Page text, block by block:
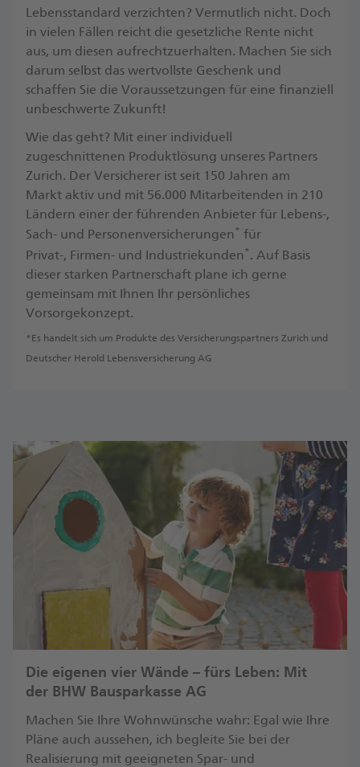
Lebensstandard verzichten? Vermutlich nicht. Doch
in vielen Fällen reicht die gesetzliche Rente nicht
aus, um diesen aufrechtzuerhalten. Machen Sie sich
darum selbst das wertvollste Geschenk und
schaffen Sie die Voraussetzungen für eine finanziell
unbeschwerte Zukunft! ​
Wie das geht? Mit einer individuell
zugeschnittenen Produktlösung unseres Partners
Zurich. Der Versicherer ist seit 150 Jahren am
Markt aktiv und mit 56.000 Mitarbeitenden in 210
Ländern einer der führenden Anbieter für Lebens-,
Sach- und Personenversicherungen* für
Privat-, Firmen- und Industriekunden*. ​Auf Basis
dieser starken Partnerschaft plane ich gerne
gemeinsam mit Ihnen Ihr persönliches
Vorsorgekonzept.
*Es handelt sich um Produkte des Versicherungspartners Zurich und
Deutscher Herold Lebensversicherung AG
Die eigenen vier Wände – fürs Leben: Mit
der BHW Bausparkasse AG
Machen Sie Ihre Wohnwünsche wahr: Egal wie Ihre
Pläne auch aussehen, ich begleite Sie bei der
Realisierung mit geeigneten Spar- und